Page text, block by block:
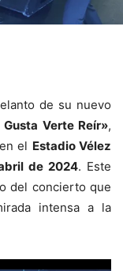
de su nuevo
Gusta Verte Reír»,
el Estadio Vélez
de 2024. Este
del concierto que
intensa a la